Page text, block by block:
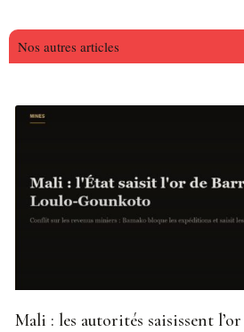
Nos autres articles
Mali : les autorités saisissent